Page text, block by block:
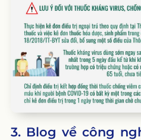
3. Blog về công